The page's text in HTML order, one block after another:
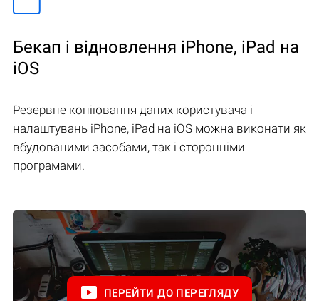
Бекап і відновлення iPhone, iPad на
iOS
Резервне копіювання даних користувача і
налаштувань iPhone, iPad на iOS можна виконати як
вбудованими засобами, так і сторонніми
програмами.
ПЕРЕЙТИ ДО ПЕРЕГЛЯДУ